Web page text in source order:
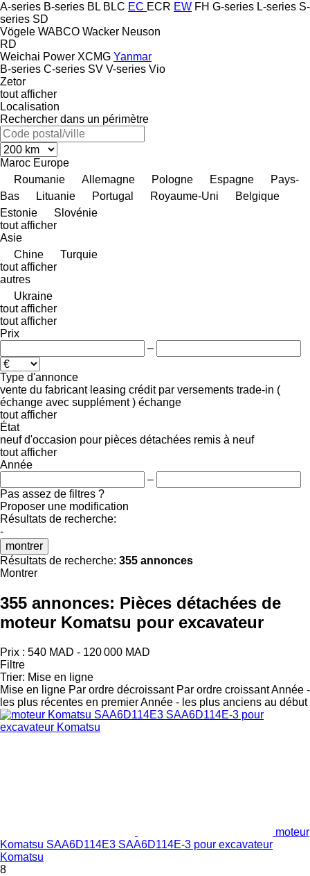
A-series B-series BL BLC EC ECR EW FH G-series L-series S-
series SD
Vögele WABCO Wacker Neuson
RD
Weichai Power XCMG Yanmar
B-series C-series SV V-series Vio
Zetor
tout afficher
Localisation
Rechercher dans un périmètre
Maroc Europe
Roumanie
Allemagne Pologne Espagne
Pays-
Bas
Lituanie Portugal Royaume-Uni
Belgique
Estonie
Slovénie
tout afficher
Asie
Chine
Turquie
tout afficher
autres
Ukraine
tout afficher
tout afficher
Prix
–
Type d'annonce
vente du fabricant leasing crédit par versements trade-in (
échange avec supplément ) échange
tout afficher
État
neuf d'occasion pour pièces détachées remis à neuf
tout afficher
Année
–
Pas assez de filtres ?
Proposer une modification
Résultats de recherche:
-
montrer
Résultats de recherche: 355 annonces
Montrer
355 annonces: Pièces détachées de
moteur Komatsu pour excavateur
Prix : 540 MAD - 120 000 MAD
Filtre
Trier: Mise en ligne
Mise en ligne Par ordre décroissant Par ordre croissantAnnée -
les plus récentes en premierAnnée - les plus anciens au début
moteur
Komatsu SAA6D114E3 SAA6D114E-3 pour excavateur
Komatsu
8